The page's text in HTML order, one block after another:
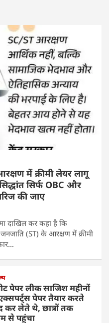
में क्रीमी लेयर लागू
सिर्फ OBC और
की जाए
दाखिल कर कहा है कि
(ST) के आरक्षण में क्रीमी
पेपर लीक साजिश महीनों
पेपर तैयार करते
कर लेते थे, छात्रों तक
से पहुंचा